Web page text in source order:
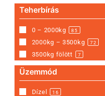
Teherbírás
0 – 2000kg 85
2000kg – 3500kg 72
3500kg fölött 7
Üzemmód
Dízel 16